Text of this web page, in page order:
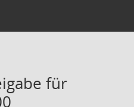
für